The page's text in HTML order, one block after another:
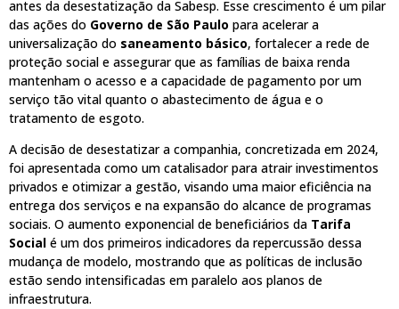
antes da desestatização da Sabesp. Esse crescimento é um pilar
das ações do Governo de São Paulo para acelerar a
universalização do saneamento básico, fortalecer a rede de
proteção social e assegurar que as famílias de baixa renda
mantenham o acesso e a capacidade de pagamento por um
serviço tão vital quanto o abastecimento de água e o
tratamento de esgoto.
A decisão de desestatizar a companhia, concretizada em 2024,
foi apresentada como um catalisador para atrair investimentos
privados e otimizar a gestão, visando uma maior eficiência na
entrega dos serviços e na expansão do alcance de programas
sociais. O aumento exponencial de beneficiários da Tarifa
Social é um dos primeiros indicadores da repercussão dessa
mudança de modelo, mostrando que as políticas de inclusão
estão sendo intensificadas em paralelo aos planos de
infraestrutura.